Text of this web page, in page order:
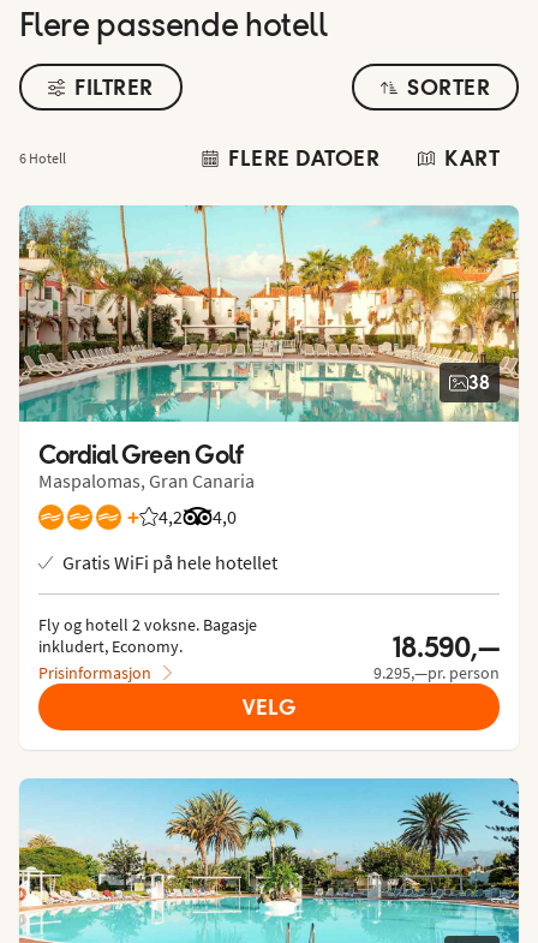
Flere passende hotell
FILTRER SORTER
6 Hotell FLERE DATOER KART
38
Cordial Green Golf
Maspalomas, Gran Canaria
+ 4,2
Vurdering fra Vings gjester: 4.189/5
4,0
Vurdering fra Tripadvisor: 4 of 5
Gratis WiFi på hele hotellet
Fly og hotell 2 voksne. Bagasje
inkludert, Economy.
Prisinformasjon
18.590,—
9.295,—pr. person
VELG